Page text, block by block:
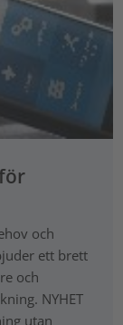
och
ett brett
och
NYHET
utan